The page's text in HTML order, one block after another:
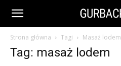
Strona główna Tagi Masaż lodem
Tag: masaż lodem